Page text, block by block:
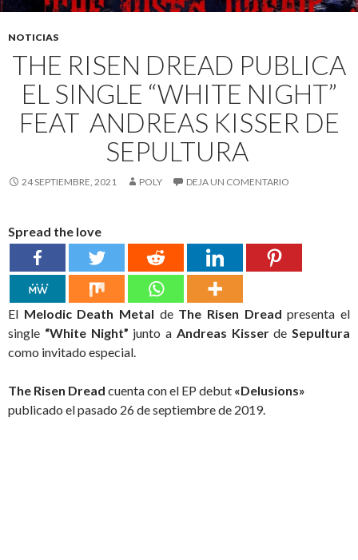
NOTICIAS
THE RISEN DREAD PUBLICA
EL SINGLE “WHITE NIGHT”
FEAT ANDREAS KISSER DE
SEPULTURA
24 SEPTIEMBRE, 2021 POLY DEJA UN COMENTARIO
Spread the love
El Melodic Death Metal de The Risen Dread presenta el
single “White Night” junto a Andreas Kisserde Sepultura
como invitado especial.
The Risen Dread cuenta con el EP debut «Delusions»
publicado el pasado 26 de septiembre de 2019.